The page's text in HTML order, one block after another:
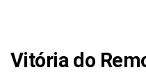
Vitória do